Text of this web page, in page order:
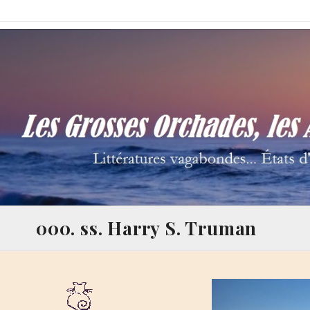
to
Les Grosses
Littératures vagabondes… États d'âme à la Thalamège…
000. ss. Harry S. Truman